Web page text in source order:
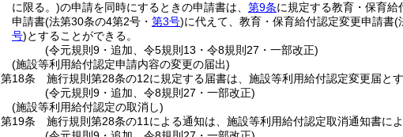
に限る。)の申請を同時にするときの申請書は、 第9条に規定する教育・保育
申請書(法第30条の4第2号・ 第3号)に代えて、教育・保育給付認定変更申請書(
号)とすることができる。
(令元規則9・追加、令5規則13・令8規則27・一部改正)
(施設等利用給付認定申請内容の変更の届出)
第18条
施行規則第28条の12に規定する届書は、施設等利用給付認定変更届とす
(令元規則9・追加、令8規則27・一部改正)
(施設等利用給付認定の取消し)
第19条
施行規則第28条の11による通知は、施設等利用給付認定取消通知書によ